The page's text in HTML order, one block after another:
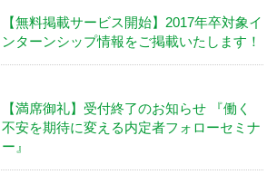
【無料掲載サービス開始】2017年卒対象イ
ンターンシップ情報をご掲載いたします！
【満席御礼】受付終了のお知らせ 『働く
不安を期待に変える内定者フォローセミナ
ー』